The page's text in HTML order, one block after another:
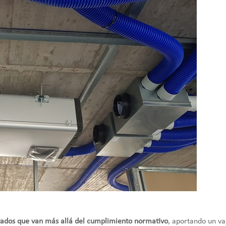
que van más allá del cumplimiento normativo, aportando un